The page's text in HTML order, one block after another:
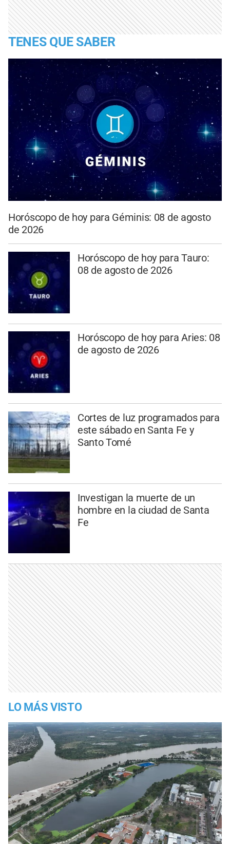
TENES QUE SABER
Horóscopo de hoy para Géminis: 08 de agosto
de 2026
Horóscopo de hoy para Tauro:
08 de agosto de 2026
Horóscopo de hoy para Aries: 08
de agosto de 2026
Cortes de luz programados para
este sábado en Santa Fe y
Santo Tomé
Investigan la muerte de un
hombre en la ciudad de Santa
Fe
LO MÁS VISTO